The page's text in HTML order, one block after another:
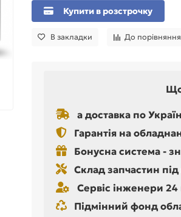
Купити в розстрочку
В закладки До порівняння
а доставка по
Гарантія на
Бонусна система -
Склад запчастин
Сервіс інженери
Підмінний фонд